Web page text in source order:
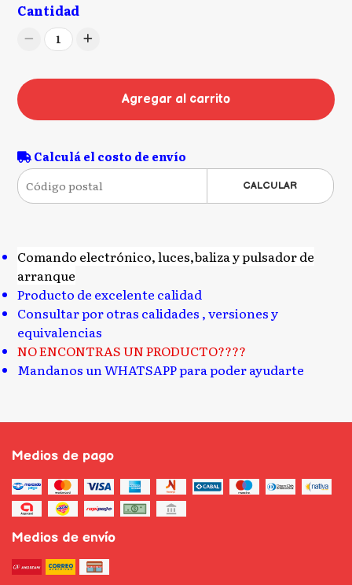
Cantidad
1
Agregar al carrito
Calculá el costo de envío
CALCULAR
Comando electrónico, luces,baliza y pulsador de
arranque
Producto de excelente calidad
Consultar por otras calidades , versiones y
equivalencias
NO ENCONTRAS UN PRODUCTO????
Mandanos un WHATSAPP para poder ayudarte
Medios de pago
Medios de envío